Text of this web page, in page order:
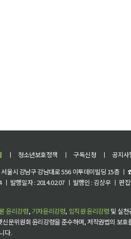
ㅣ 청소년보호정책 ㅣ 구독신청 ㅣ 공지사
울시 강남구 강남대로 556 이투데이빌딩 15층
발행일자 : 2014.02.07 ㅣ 발행인 : 김상우 ㅣ 편
윤리강령, 기자윤리강령, 임직원 윤리강령 및 실
문위원회 윤리강령을 준수하며, 저작권법의 보호
다.